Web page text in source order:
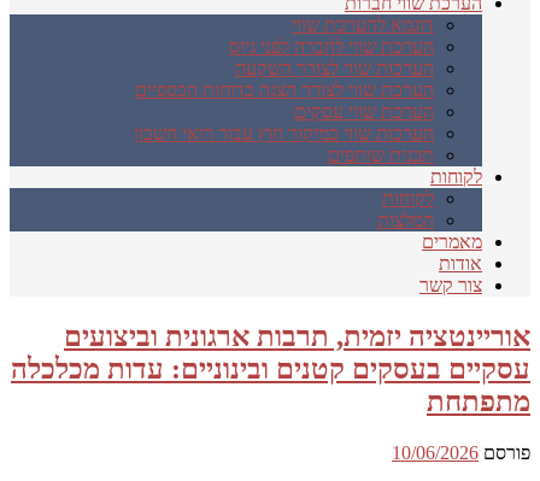
דוגמא להערכת שווי
הערכת שווי לחברה לפני גיוס
הערכות שווי לצורך השקעה
הערכת שווי לצורך הצגה בדוחות הכספיים
הערכת שווי עסקים
הערכות שווי במיקור חוץ עבור רואי חשבון
תכנית שותפים
לקוחות
לקוחות
המלצות
מאמרים
אודות
צור קשר
אוריינטציה יזמית, תרבות ארגונית וביצועים
עסקיים בעסקים קטנים ובינוניים: עדות מכלכלה
מתפתחת
פורסם 10/06/2026